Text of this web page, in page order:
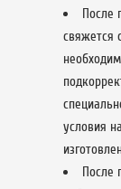
После
свяжется
условия
После